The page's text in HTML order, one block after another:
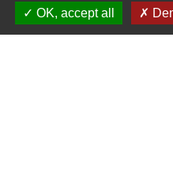
OK, accept all